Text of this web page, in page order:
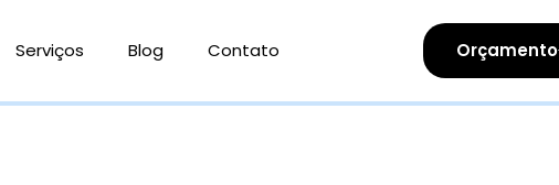
Serviços Blog Contato Orçamento